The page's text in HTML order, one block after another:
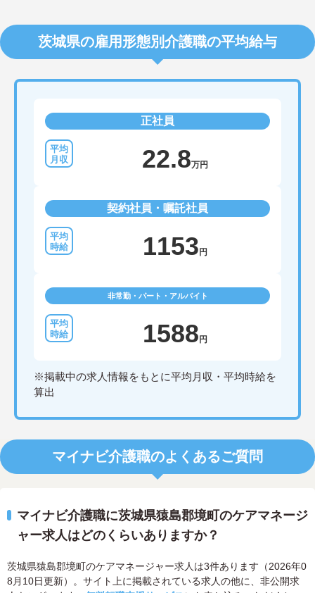
茨城県の雇用形態別介護職の平均給与
正社員
22.8万円
契約社員・嘱託社員
1153 円
非常勤・パート・アルバイト
1588 円
※掲載中の求人情報をもとに平均月収・平均時給を
算出
マイナビ介護職のよくあるご質問
マイナビ介護職に茨城県猿島郡境町のケアマネージ
ャー求人はどのくらいありますか？
茨城県猿島郡境町のケアマネージャー求人は3件あります（2026年0
8月10日更新）。サイト上に掲載されている求人の他に、非公開求